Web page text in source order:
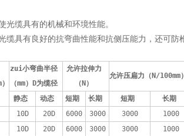
缆具有的机械和环境性能。
具有良好的抗弯曲性能和抗侧压能力，还可防
zui小弯曲半径
（mm）D为缆径
允许拉伸力
（N）
允许压扁力（N/100mm
静态 动态 短期 长期 短期
长期
10D 20D 6000 3000 3000
1000
10D 20D 6000 3000 3000
1000